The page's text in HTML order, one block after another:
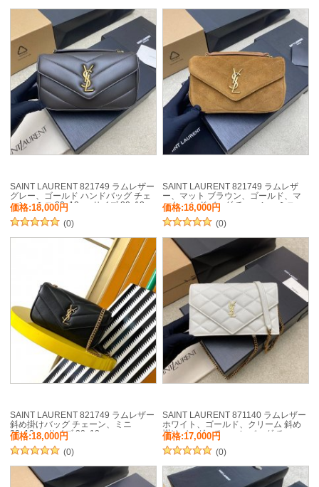
SAINT LAURENT 821749 ラムレザー
グレー、ゴールド ハンドバッグ チェ
ーン、ミニ 20x12cm サイズ:20x12cm
価格:18,000円
(0)
SAINT LAURENT 821749 ラムレザ
ー、マット ブラウン、ゴールド、マ
ット ハンドバッグ チェーン、ミニ
20x12cm サイズ:20x12cm
価格:18,000円
(0)
SAINT LAURENT 821749 ラムレザー
斜め掛けバッグ チェーン、ミニ
20x12cm サイズ:20x12cm
価格:18,000円
(0)
SAINT LAURENT 871140 ラムレザー
ホワイト、ゴールド、クリーム 斜め
掛けバッグ、チェーンバッグ チェー
ン、ベッキー 20x13cm サイ
ズ:20x13cm
価格:17,000円
(0)